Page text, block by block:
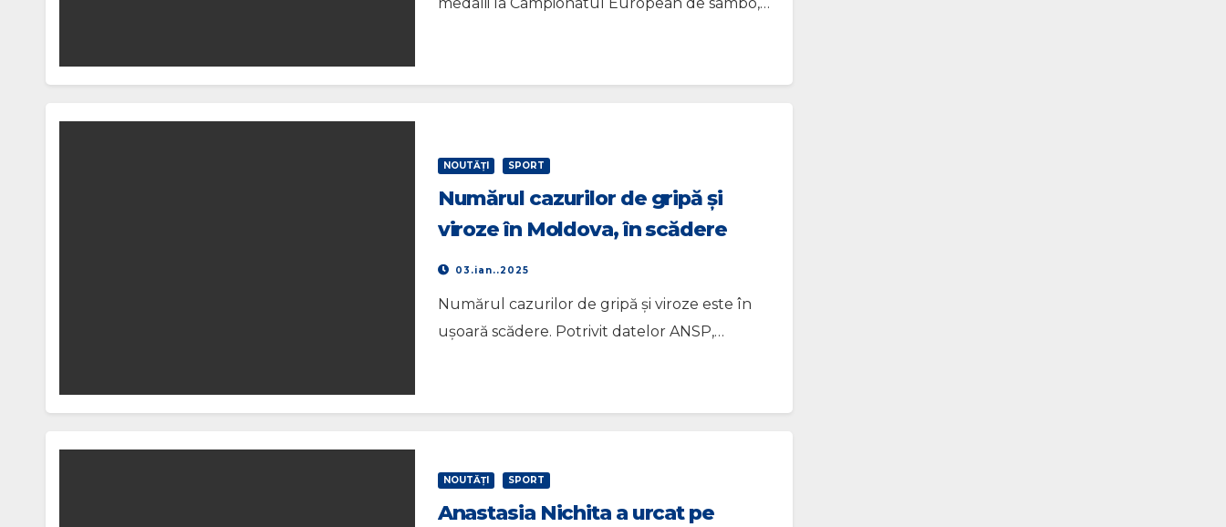
NOUTĂŢI SPORT
Numărul cazurilor de gripă și
viroze în Moldova, în scădere
03.ian..2025
Numărul cazurilor de gripă și viroze este în
ușoară scădere. Potrivit datelor ANSP,…
NOUTĂŢI SPORT
Anastasia Nichita a urcat pe